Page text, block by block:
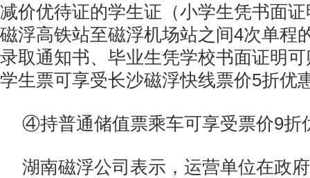
减价优待证的学生证（小学生凭书面
磁浮高铁站至磁浮机场站之间4次单程
录取通知书、毕业生凭学校书面证明
学生票可享受长沙磁浮快线票价5折优
④持普通储值票乘车可享受票价9折
湖南磁浮公司表示，运营单位在政